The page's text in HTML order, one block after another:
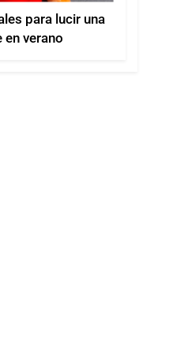
para lucir una
en verano